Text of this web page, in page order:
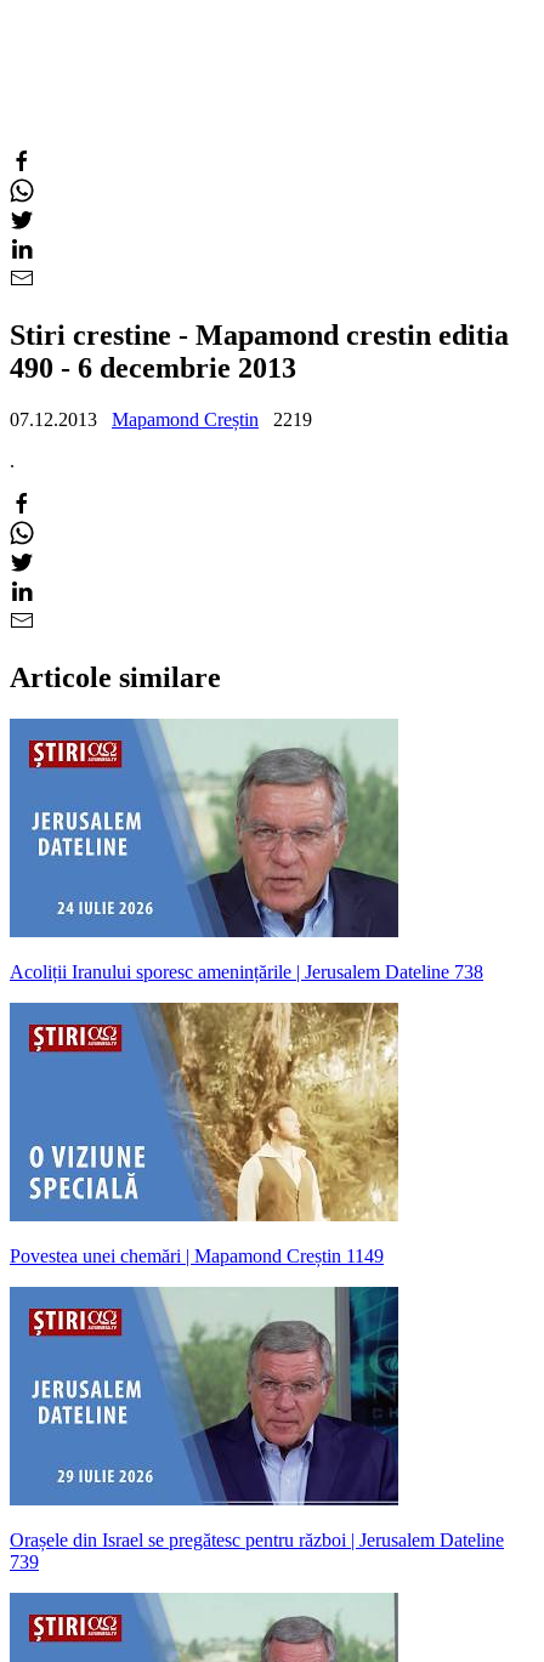
Stiri crestine - Mapamond crestin editia
490 - 6 decembrie 2013
07.12.2013 Mapamond Creștin
2219
.
Articole similare
Acoliții Iranului sporesc amenințările | Jerusalem Dateline 738
Povestea unei chemări | Mapamond Creștin 1149
Orașele din Israel se pregătesc pentru război | Jerusalem Dateline
739